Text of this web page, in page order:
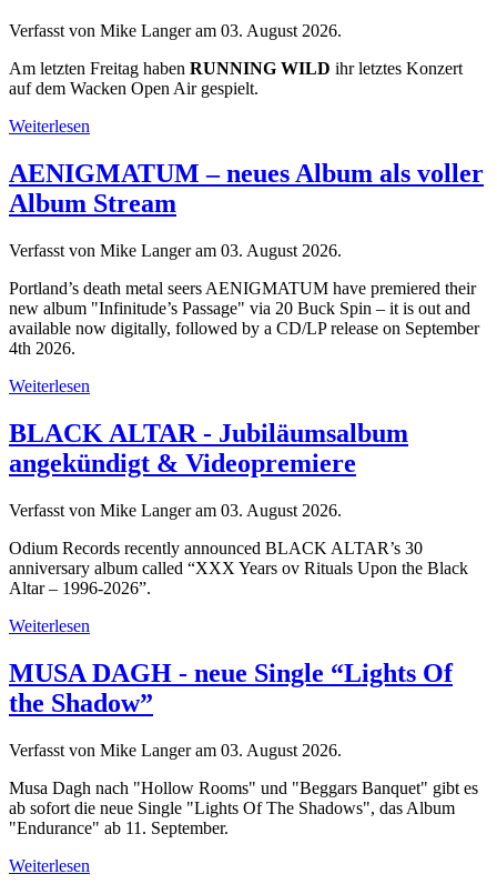
Verfasst von Mike Langer am 03. August 2026.
Am letzten Freitag haben RUNNING WILD ihr letztes Konzert
auf dem Wacken Open Air gespielt.
Weiterlesen
AENIGMATUM – neues Album als voller
Album Stream
Verfasst von Mike Langer am 03. August 2026.
Portland’s death metal seers AENIGMATUM have premiered their
new album "Infinitude’s Passage" via 20 Buck Spin – it is out and
available now digitally, followed by a CD/LP release on September
4th 2026.
Weiterlesen
BLACK ALTAR - Jubiläumsalbum
angekündigt & Videopremiere
Verfasst von Mike Langer am 03. August 2026.
Odium Records recently announced BLACK ALTAR’s 30
anniversary album called “XXX Years ov Rituals Upon the Black
Altar – 1996-2026”.
Weiterlesen
MUSA DAGH - neue Single “Lights Of
the Shadow”
Verfasst von Mike Langer am 03. August 2026.
Musa Dagh nach "Hollow Rooms" und "Beggars Banquet" gibt es
ab sofort die neue Single "Lights Of The Shadows", das Album
"Endurance" ab 11. September.
Weiterlesen